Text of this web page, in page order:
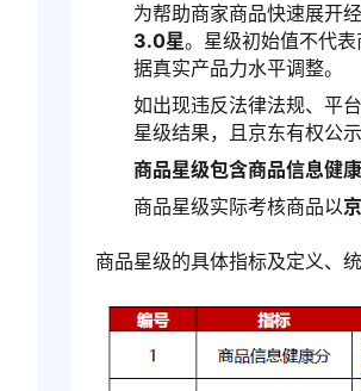
为帮助商家商品快速展开
3.0星。星级初始值不代
据真实产品力水平调整。
如出现违反法律法规、平
星级结果，且京东有权公
商品星级包含商品信息健
商品星级实际考核商品以
商品星级的具体指标及定义、